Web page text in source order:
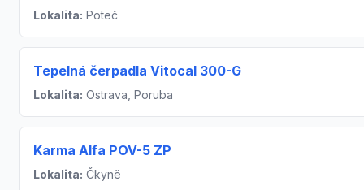
Lokalita: Poteč
Tepelná čerpadla Vitocal 300-G
Lokalita: Ostrava, Poruba
Karma Alfa POV-5 ZP
Lokalita: Čkyně